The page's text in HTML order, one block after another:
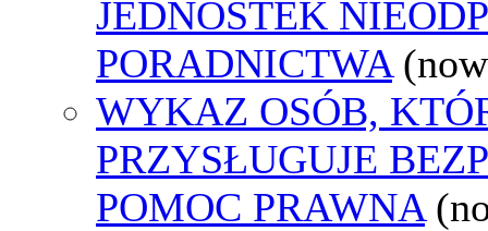
JEDNOSTEK
PORADNICTWA
WYKAZ OSÓB,
PRZYSŁUGUJE
POMOC PRAWNA